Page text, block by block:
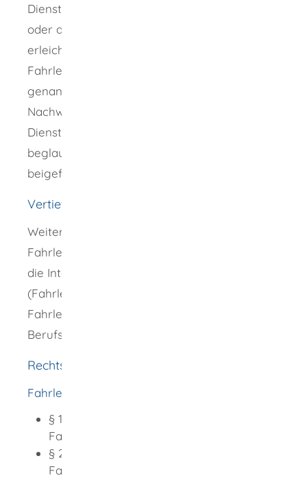
Dienstfahrlehrerlaubnis (der Bundeswehr
oder der Polizei) verfügen, können unter
erleichterten Bedingungen eine allgemeine
Fahrlehrerlaubnis erhalten. Neben den
genannten Unterlagen muss dem Antrag ein
Nachweis über den Besitz der
Dienstfahrlehrerlaubnis (zum Beispiel
beglaubigte Kopie des Fahrlehrerscheins)
beigefügt werden.
Vertiefende Informationen
Weitergehende Information zur
Fahrlehrerausbildung bieten unter anderem
die Interessenvertretungen der Fahrlehrer
(Fahrlehrerverbände), die anerkannten
Fahrlehrerausbuldungsstätten oder
Berufsunformationsportale.
Rechtsgrundlage
Fahrlehrergesetz (FahrlG)
§ 1 Erfordernis und Inhalt der
Fahrlehrerlaubnis
§ 2 Voraussetzungen der
Fahrlehrerlaubnis